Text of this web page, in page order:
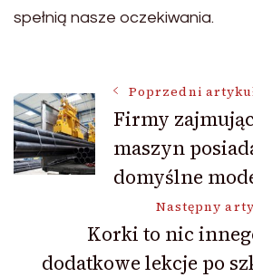
spełnią nasze oczekiwania.
Nawigacja
wpisu
Poprzedni
Firmy
maszyn
domyślne
Następny
Korki to nic
dodatkowe lekcje po